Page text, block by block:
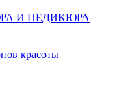
И ПЕДИКЮРА
красоты